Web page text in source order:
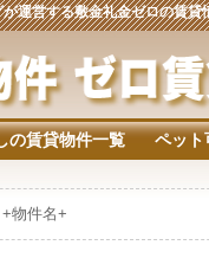
運営する敷金礼金ゼロの賃貸
の賃貸物件一覧 ペット
物件名+